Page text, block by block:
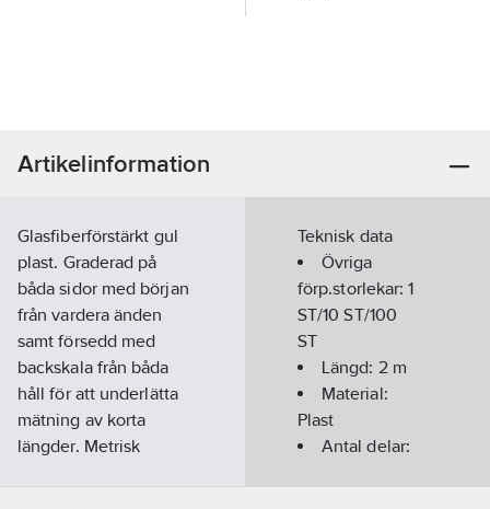
Artikelinformation
Glasfiberförstärkt gul
plast. Graderad på
båda sidor med början
från vardera änden
samt försedd med
backskala från båda
håll för att underlätta
mätning av korta
längder. Metrisk
Teknisk data
Övriga
förp.storlekar:1
ST/10 ST/100
ST
Längd: 2m
Material:
Plast
Antal delar: